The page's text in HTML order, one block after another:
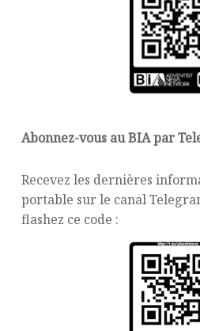
Abonnez-vous au BIA par
Recevez les dernières
portable sur le canal
flashez ce code :